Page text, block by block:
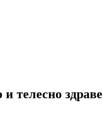
телесно здраве